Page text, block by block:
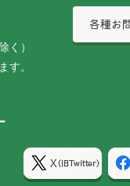
く）
す。